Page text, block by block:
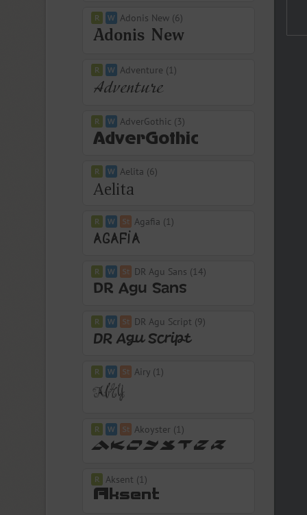
Adonis New (6)
Adventure (1)
AdverGothic (3)
Aelita (6)
Agafia (1)
DR Agu Sans (14)
DR Agu Script (9)
Airy (1)
Akoyster (1)
Aksent (1)